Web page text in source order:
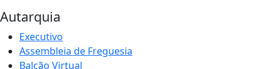
Autarquia
Executivo
Assembleia de Freguesia
Balcão Virtual